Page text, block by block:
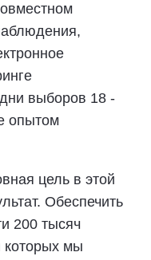
выборов 18 -
опытом
цель в этой
Обеспечить
200 тысяч
которых мы